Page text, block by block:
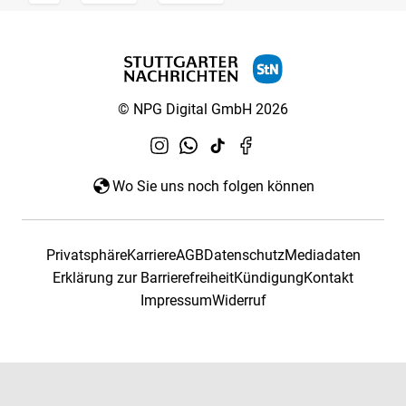
© NPG Digital GmbH 2026
Wo Sie uns noch folgen können
PrivatsphäreKarriereAGBDatenschutzMediadaten
Erklärung zur BarrierefreiheitKündigungKontakt
ImpressumWiderruf